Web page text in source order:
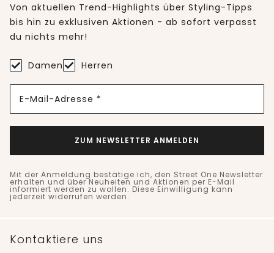
Von aktuellen Trend-Highlights über Styling-Tipps
bis hin zu exklusiven Aktionen - ab sofort verpasst
du nichts mehr!
Damen Herren
E-Mail-Adresse *
ZUM NEWSLETTER ANMELDEN
Mit der Anmeldung bestätige ich, den Street One Newsletter
erhalten und über Neuheiten und Aktionen per E-Mail
informiert werden zu wollen. Diese Einwilligung kann
jederzeit widerrufen werden.
Kontaktiere uns